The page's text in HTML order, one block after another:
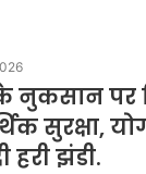
पर
सुरक्षा,
हरी झंडी.